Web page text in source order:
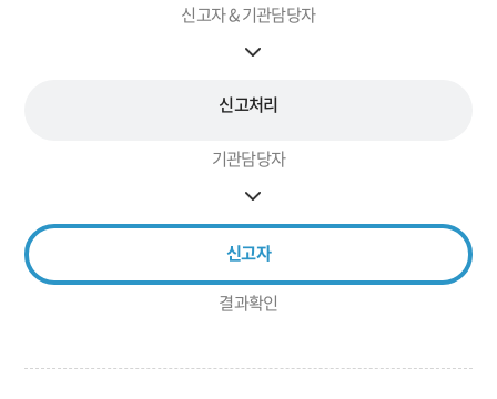
신고자 & 기관담당자
신고처리
기관담당자
신고자
결과확인